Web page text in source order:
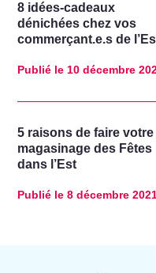
8 idées-cadeaux
dénichées chez vos
commerçant.e.s de
Publié le 10 décembre
5 raisons de faire votre
magasinage des Fêtes
dans l’Est
Publié le 8 décembre